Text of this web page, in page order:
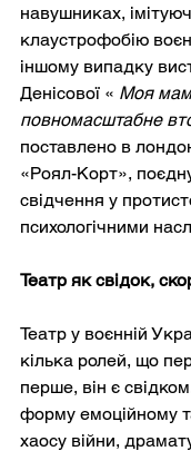
навушниках,
клаустрофобію
іншому випадку
Денісової « Моя
повномасштабне
поставлено в
«Роял-Корт»,
свідчення у
психологічними
Театр як свідок,
Театр у воєнній
кілька ролей, що
перше, він є
форму емоційному
хаосу війни,